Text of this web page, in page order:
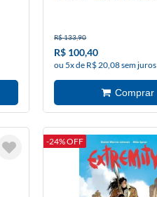
R$ 133,90
R$ 100,40
ou 5x de R$ 20,08 sem juros
-24% OFF